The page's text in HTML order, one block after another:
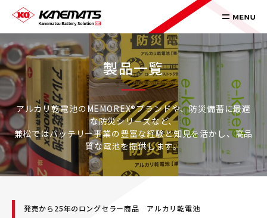
製品一覧
アルカリ乾電池のMEMOREX®️ブランドや、防災備蓄に最適
な防災シリーズなど、
兼松ではバッテリー事業の豊富な経験と知見を活かし、高品
質な電池を提供します。
発売から25年のロングセラー商品 アルカリ乾電池